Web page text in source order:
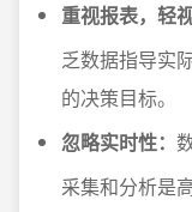
重视报表，轻
乏数据指导实
的决策目标。
忽略实时性：
采集和分析是